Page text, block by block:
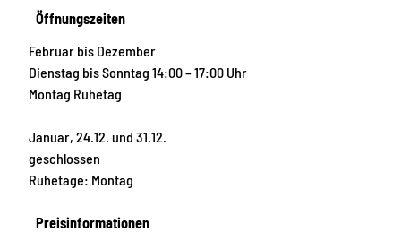
Öffnungszeiten
Februar bis Dezember
Dienstag bis Sonntag 14:00 – 17:00 Uhr
Montag Ruhetag
Januar, 24.12. und 31.12.
geschlossen
Ruhetage: Montag
Preisinformationen